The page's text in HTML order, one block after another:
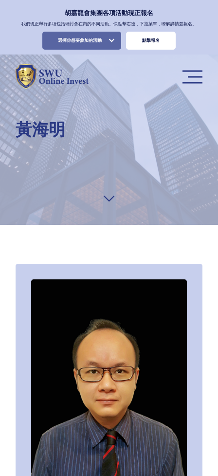
胡嘉龍會集團各項活動現正報名
我們現正舉行多項包括研討會在内的不同活動。快點擊右邊，下拉菜單，瞭解詳情並報名。
選擇你想要參加的活動 點擊報名
黃海明